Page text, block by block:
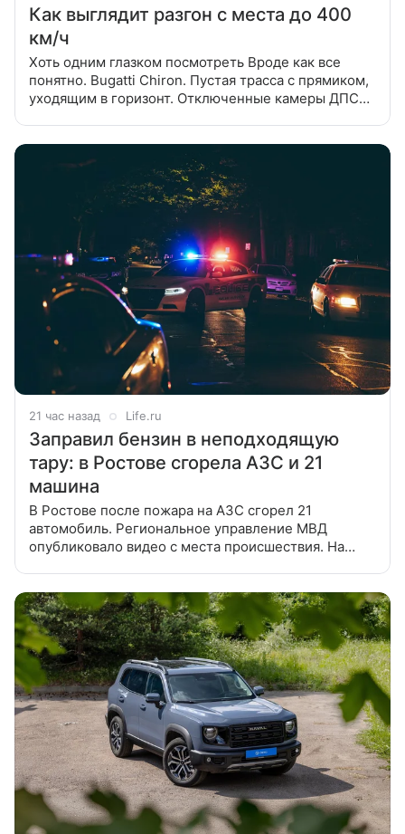
Как выглядит разгон с места до 400
км/ч
Хоть одним глазком посмотреть Вроде как все
понятно. Bugatti Chiron. Пустая трасса с прямиком,
уходящим в горизонт. Отключенные камеры ДПС
21 час назад Life.ru
Заправил бензин в неподходящую
тару: в Ростове сгорела АЗС и 21
машина
В Ростове после пожара на АЗС сгорел 21
автомобиль. Региональное управление МВД
опубликовало видео с места происшествия. На